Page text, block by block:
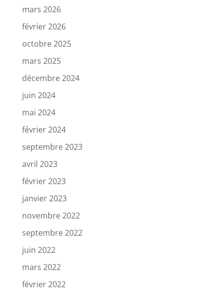
mars 2026
février 2026
octobre 2025
mars 2025
décembre 2024
juin 2024
mai 2024
février 2024
septembre 2023
avril 2023
février 2023
janvier 2023
novembre 2022
septembre 2022
juin 2022
mars 2022
février 2022